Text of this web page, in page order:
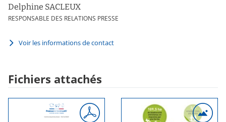
Delphine SACLEUX
RESPONSABLE DES RELATIONS PRESSE
Voir les informations de contact
Fichiers attachés